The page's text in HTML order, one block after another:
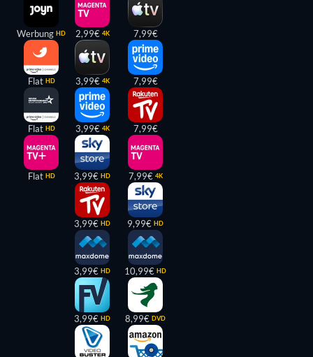
Werbung HD
Flat HD
Flat HD
Flat HD
2,99€ 4K
3,99€ 4K
3,99€ 4K
3,99€ HD
3,99€ HD
3,99€ HD
3,99€ HD
7,99€
7,99€
7,99€
7,99€ 4K
9,99€ HD
10,99€ HD
8,99€ DVD